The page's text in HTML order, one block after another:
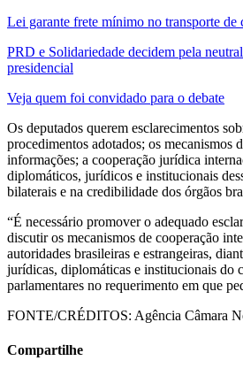
Lei garante frete mínimo no transporte de
PRD e Solidariedade decidem pela
presidencial
Veja quem foi convidado para o debate
Os deputados querem esclarecimentos
procedimentos adotados; os mecanismos
informações; a cooperação jurídica
diplomáticos, jurídicos e institucionais
bilaterais e na credibilidade dos órgãos
“É necessário promover o adequado
discutir os mecanismos de cooperação
autoridades brasileiras e estrangeiras,
jurídicas, diplomáticas e institucionais do
parlamentares no requerimento em que
FONTE/CRÉDITOS: Agência Câmara
Compartilhe